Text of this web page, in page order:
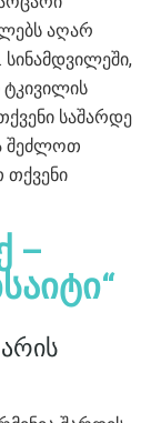
აღარ
სინამდვილეში,
ტკივილის
საშარდე
შეძლოთ
–